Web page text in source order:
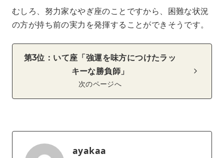
むしろ、努力家なやぎ座のことですから、困難な状況
の方が持ち前の実力を発揮することができそうです。
第3位：いて座「強運を味方につけたラッ
キーな勝負師」
次のページへ
ayakaa